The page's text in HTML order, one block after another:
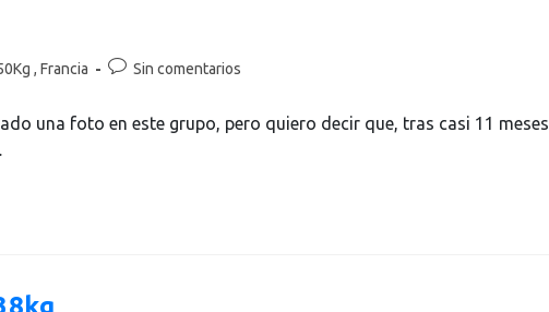
, Francia Sin comentarios
una foto en este grupo, pero quiero decir que, tras casi 11 meses